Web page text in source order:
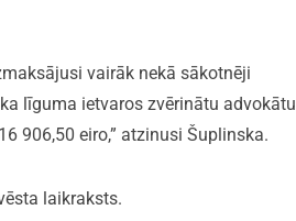
vairāk nekā sākotnēji
līguma ietvaros zvērinātu advokātu
906,50 eiro,” atzinusi Šuplinska.
laikraksts.